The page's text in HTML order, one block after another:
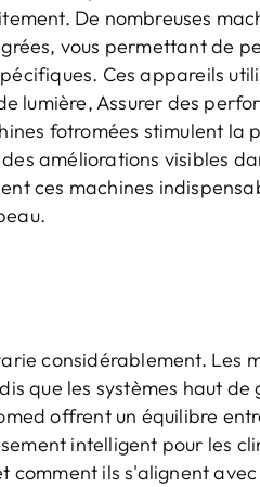
De nombreuses
vous permettant de
Ces appareils
lumière, Assurer des
fotromées stimulent la
améliorations visibles
ces machines
considérablement. Les
que les systèmes haut de
offrent un équilibre
intelligent pour les
comment ils s'alignent